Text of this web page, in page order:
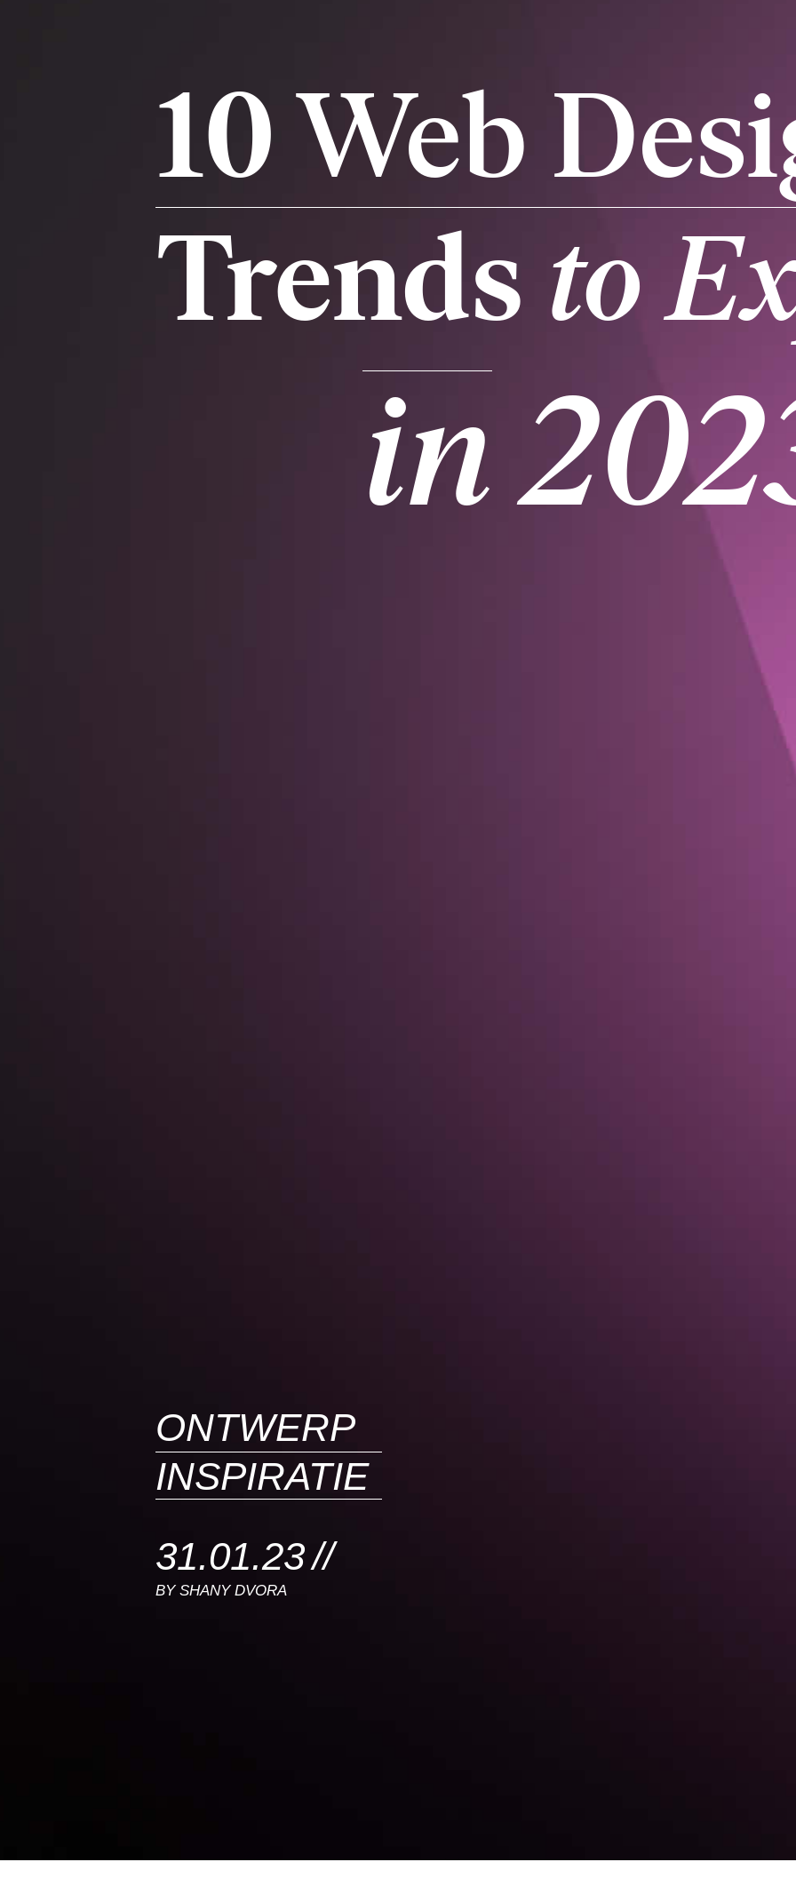
10Web
Trends to
in
INSPIRATIE
ONTWERP
31.01.23
BYSHANY DVORA